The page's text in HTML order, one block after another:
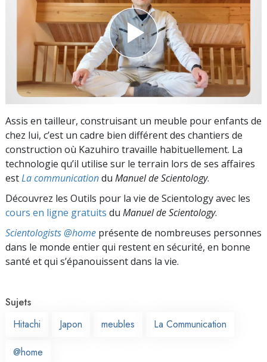
Assis en tailleur, construisant un meuble pour enfants de
chez lui, c’est un cadre bien différent des chantiers de
construction où Kazuhiro travaille habituellement. La
technologie qu’il utilise sur le terrain lors de ses affaires
estLa communicationdu Manuel de Scientology.
Découvrez les Outils pour la vie de Scientology avec les
cours en ligne gratuits du Manuel de Scientology.
Scientologists @home présente de nombreuses personnes
dans le monde entier qui restent en sécurité, en bonne
santé et qui s’épanouissent dans la vie.
Sujets
Hitachi
Japon meubles La Communication
@home